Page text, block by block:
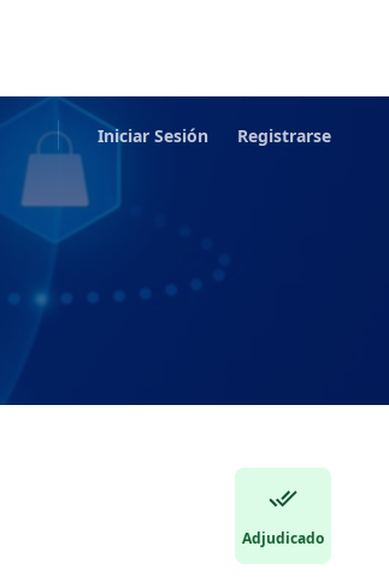
Iniciar Sesión Registrarse
Adjudicado